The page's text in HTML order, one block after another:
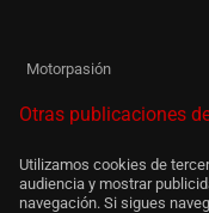
Motorpasión
Otras publicaciones
Utilizamos cookies de
audiencia y mostrar
navegación. Si sigues